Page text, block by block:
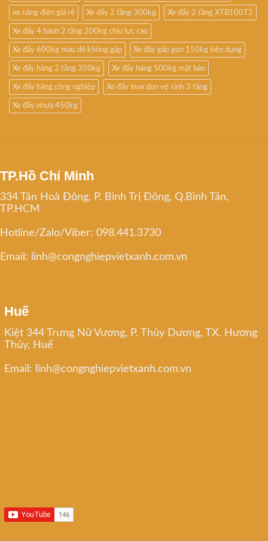
xe nâng điện giá rẻ Xe đẩy 2 tầng 300kg Xe đẩy 2 tầng XTB100T2
Xe đẩy 4 bánh 2 tầng 200kg chịu lực cao
Xe đẩy 600kg màu đỏ không gập Xe đẩy gấp gọn 150kg tiện dụng
Xe đẩy hàng 2 tầng 350kg Xe đẩy hàng 500kg mặt bàn
Xe đẩy hàng công nghiệp Xe đẩy inox dọn vệ sinh 3 tầng
Xe đẩy nhựa 450kg
TP.Hồ Chí Minh
334 Tân Hoà Đông, P. Bình Trị Đông, Q.Bình Tân,
TP.HCM
Hotline/Zalo/Viber: 098.441.3730
Email: linh@congnghiepvietxanh.com.vn
Huế
Kiệt 344 Trưng Nữ Vương, P. Thủy Dương, TX. Hương
Thủy, Huế
Email: linh@congnghiepvietxanh.com.vn